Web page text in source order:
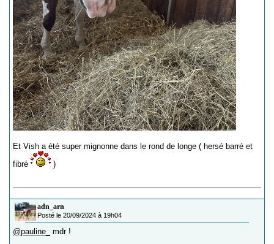
Et Vish a été super mignonne dans le rond de longe ( hersé barré et
fibré
)
adn_arn
Posté le 20/09/2024 à 19h04
@pauline_
mdr !